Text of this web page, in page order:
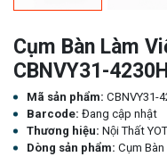
Cụm Bàn Làm
CBNVY31-
Mã sản phẩm: CBNVY31-
Barcode: Đang cập nhật
Thương hiệu: Nội Thất
Dòng sản phẩm: Cụm